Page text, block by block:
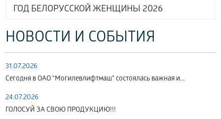
ГОД БЕЛОРУССКОЙ ЖЕНЩИНЫ 2026
НОВОСТИ И СОБЫТИЯ
31.07.2026
Сегодня в ОАО "Могилевлифтмаш" состоялась важная и...
24.07.2026
ГОЛОСУЙ ЗА СВОЮ ПРОДУКЦИЮ!!!